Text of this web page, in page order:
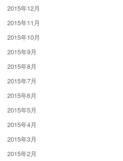
2015年12月
2015年11月
2015年10月
2015年9月
2015年8月
2015年7月
2015年6月
2015年5月
2015年4月
2015年3月
2015年2月